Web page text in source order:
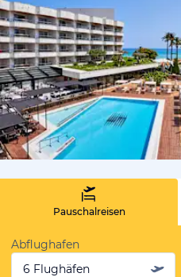
Pauschalreisen
Abflughafen
6 Flughäfen